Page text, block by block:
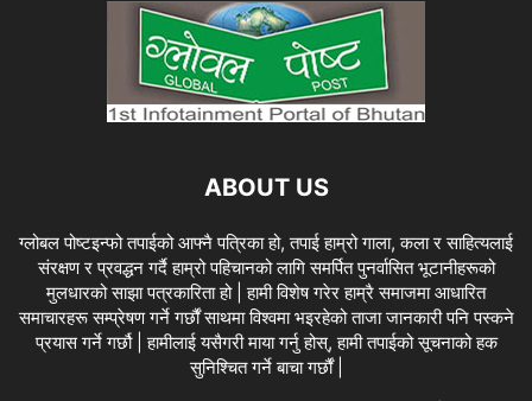
ABOUT US
ग्लोबल पोष्टइन्फो तपाईको आफ्नै पत्रिका हो, तपाई हाम्रो गाला, कला र साहित्यलाई
संरक्षण र प्रवद्धन गर्दै हाम्रो पहिचानको लागि समर्पित पुनर्वासित भूटानीहरूको
मुलधारको साझा पत्रकारिता हो | हामी विशेष गरेर हाम्रै समाजमा आधारित
समाचारहरू सम्प्रेषण गर्ने गर्छौं साथमा विश्वमा भइरहेको ताजा जानकारी पनि पस्कने
प्रयास गर्ने गर्छौ | हामीलाई यसैगरी माया गर्नु होस्, हामी तपाईको सूचनाको हक
सुनिश्चित गर्ने बाचा गर्छौं |